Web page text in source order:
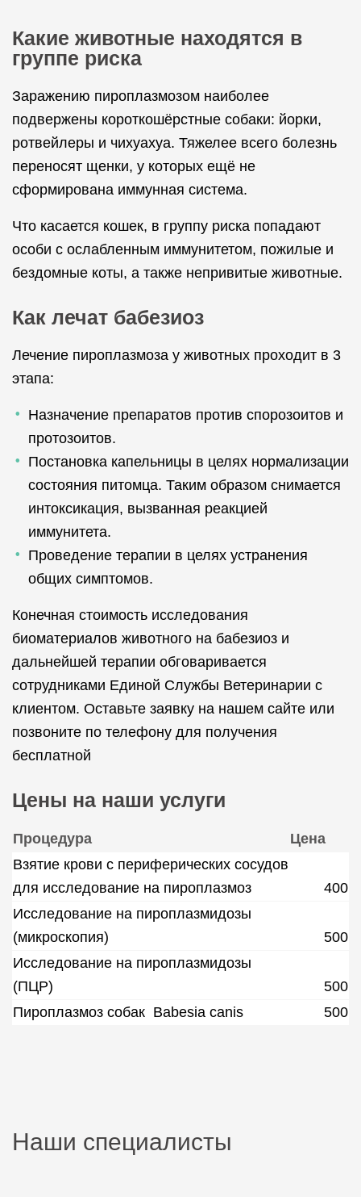
Какие животные находятся в
группе риска
Заражению пироплазмозом наиболее
подвержены короткошёрстные собаки: йорки,
ротвейлеры и чихуахуа. Тяжелее всего болезнь
переносят щенки, у которых ещё не
сформирована иммунная система.
Что касается кошек, в группу риска попадают
особи с ослабленным иммунитетом, пожилые и
бездомные коты, а также непривитые животные.
Как лечат бабезиоз
Лечение пироплазмоза у животных проходит в 3
этапа:
Назначение препаратов против спорозоитов и
протозоитов.
Постановка капельницы в целях нормализации
состояния питомца. Таким образом снимается
интоксикация, вызванная реакцией
иммунитета.
Проведение терапии в целях устранения
общих симптомов.
Конечная стоимость исследования
биоматериалов животного на бабезиоз и
дальнейшей терапии обговаривается
сотрудниками Единой Службы Ветеринарии с
клиентом. Оставьте заявку на нашем сайте или
позвоните по телефону для получения
бесплатной
Цены на наши услуги
Процедура
Цена
Взятие крови с периферических сосудов
для исследование на пироплазмоз
400
Исследование на пироплазмидозы
(микроскопия)
500
Исследование на пироплазмидозы
(ПЦР)
500
Пироплазмоз собак Babesia canis
500
Наши специалисты